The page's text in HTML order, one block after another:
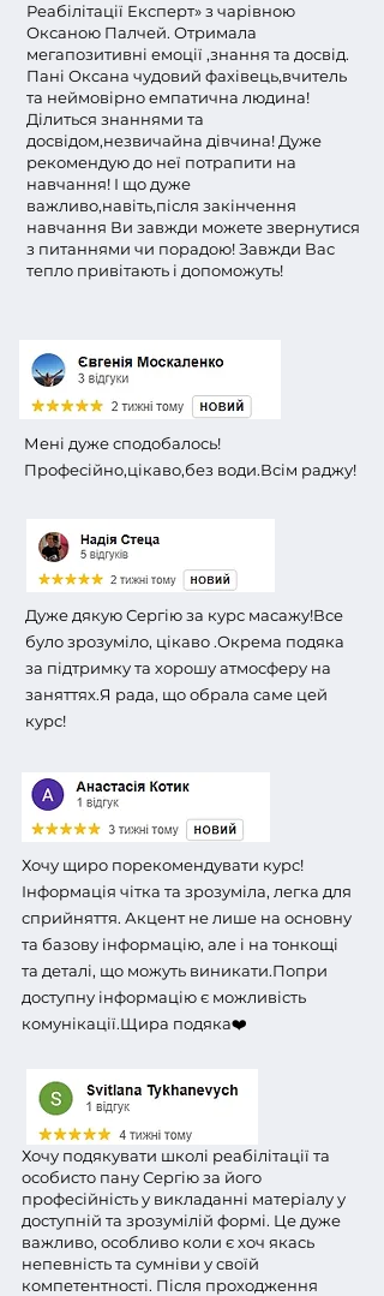
Реабілітації Експерт» з чарівною
Оксаною Палчей. Отримала
мегапозитивні емоції ,знання та досвід.
Пані Оксана чудовий фахівець,вчитель
та неймовірно емпатична людина!
Ділиться знаннями та
досвідом,незвичайна дівчина! Дуже
рекомендую до неї потрапити на
навчання! І що дуже
важливо,навіть,після закінчення
навчання Ви завжди можете звернутися
з питаннями чи порадою! Завжди Вас
тепло привітають і допоможуть!
Мені дуже сподобалось!
Професійно,цікаво,без води.Всім раджу!
Дуже дякую Сергію за курс масажу!Все
було зрозуміло, цікаво .Окрема подяка
за підтримку та хорошу атмосферу на
заняттях.Я рада, що обрала саме цей
курс!
Хочу щиро порекомендувати курс!
Інформація чітка та зрозуміла, легка для
сприйняття. Акцент не лише на основну
та базову інформацію, але і на тонкощі
та деталі, що можуть виникати.Попри
доступну інформацію є можливість
комунікації.Щира подяка❤️
Хочу подякувати школі реабілітації та
особисто пану Сергію за його
професійність у викладанні матеріалу у
доступній та зрозумілій формі. Це дуже
важливо, особливо коли є хоч якась
непевність та сумніви у своїй
компетентності. Після проходження